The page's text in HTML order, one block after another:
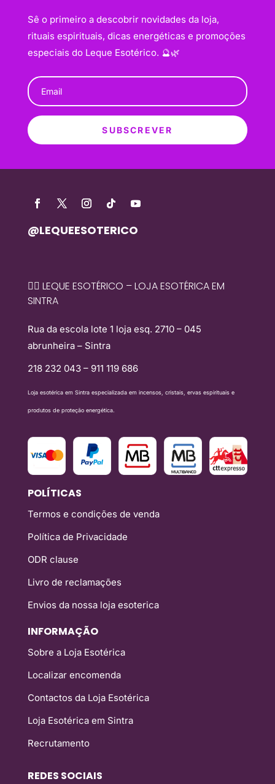
Sê o primeiro a descobrir novidades da loja,
rituais espirituais, dicas energéticas e promoções
especiais do Leque Esotérico. 🔮🌿
SUBSCREVER
@LEQUEESOTERICO
🧙‍♀️ LEQUE ESOTÉRICO – LOJA ESOTÉRICA EM
SINTRA
Rua da escola lote 1 loja esq. 2710 – 045
abrunheira – Sintra
218 232 043 – 911 119 686
Loja esotérica em Sintra especializada em incensos, cristais, ervas espirituais e
produtos de proteção energética.
POLÍTICAS
Termos e condições de venda
Política de Privacidade
ODR clause
Livro de reclamações
Envios da nossa loja esoterica
INFORMAÇÃO
Sobre a Loja Esotérica
Localizar encomenda
Contactos da Loja Esotérica
Loja Esotérica em Sintra
Recrutamento
REDES SOCIAIS